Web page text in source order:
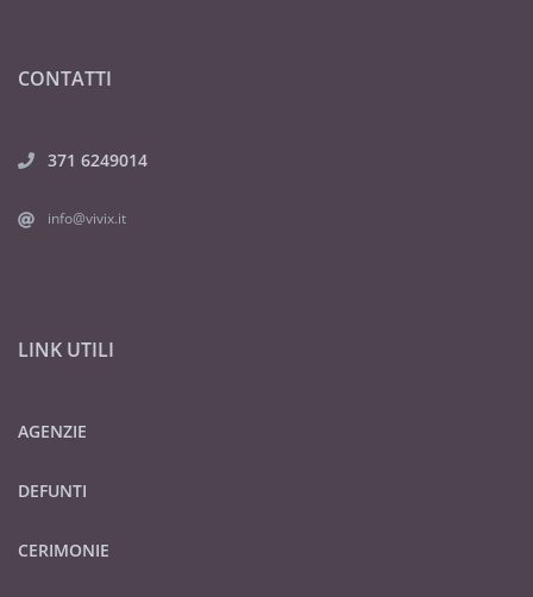
CONTATTI
371 6249014
info@vivix.it
LINK UTILI
AGENZIE
DEFUNTI
CERIMONIE